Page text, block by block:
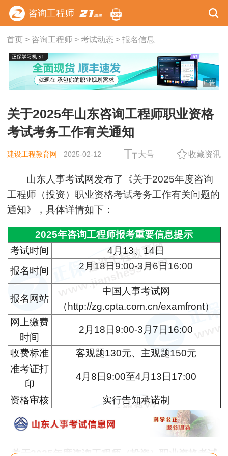
咨询工程师
首页> 咨询工程师> 考试动态 > 报名信息
广告
关于2025年山东咨询工程师职业资格
考试考务工作有关通知
建设工程教育网 2025-02-12 大号 收藏资讯
山东人事考试网发布了《关于2025年度咨询
工程师（投资）职业资格考试考务工作有关问题的
通知》，具体详情如下：
2025年咨询工程师报考重要信息提示
考试时间
4月13、14日
报名时间
2月18日9:00-3月6日16:00
报名网站
中国人事考试网
（http://zg.cpta.com.cn/examfront）
网上缴费
时间
2月18日9:00-3月7日16:00
收费标准
客观题130元、主观题150元
准考证打
印
4月8日9:00至4月13日17:00
资格审核 实行告知承诺制
关于2025年度咨询工程师（投资）职业资格考试